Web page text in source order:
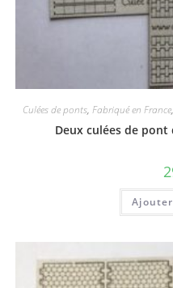
Culées de ponts, Fabriqué en France,
Deux culées de